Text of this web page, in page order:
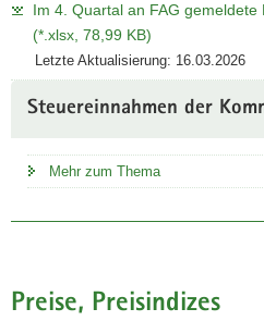
Im 4. Quartal an FAG
(*.xlsx, 78,99 KB)
Letzte Aktualisierung: 16.03.2026
Steuereinnahmen der
Mehr zum Thema
Preise, Preisindizes